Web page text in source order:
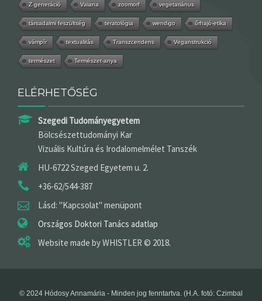
Z generáció Vaiana zoomorf vegetariánus
társadalmi feszültség teratológia wendigo űrhajó-etika
vámpír textualitás Transzcendens Veganstrukció
természet Természet-anya
ELÉRHETŐSÉG
Szegedi Tudományegyetem
Bölcsészettudományi Kar
Vizuális Kultúra és Irodalomelmélet Tanszék
HU-6722 Szeged Egyetem u. 2.
+36-62/544-387
Lásd: "Kapcsolat" menüpont
Országos Doktori Tanács adatlap
Website made by WHISTLER © 2018.
© 2024 Hódosy Annamária - Minden jog fenntartva. (H.A. fotó: Czimbal